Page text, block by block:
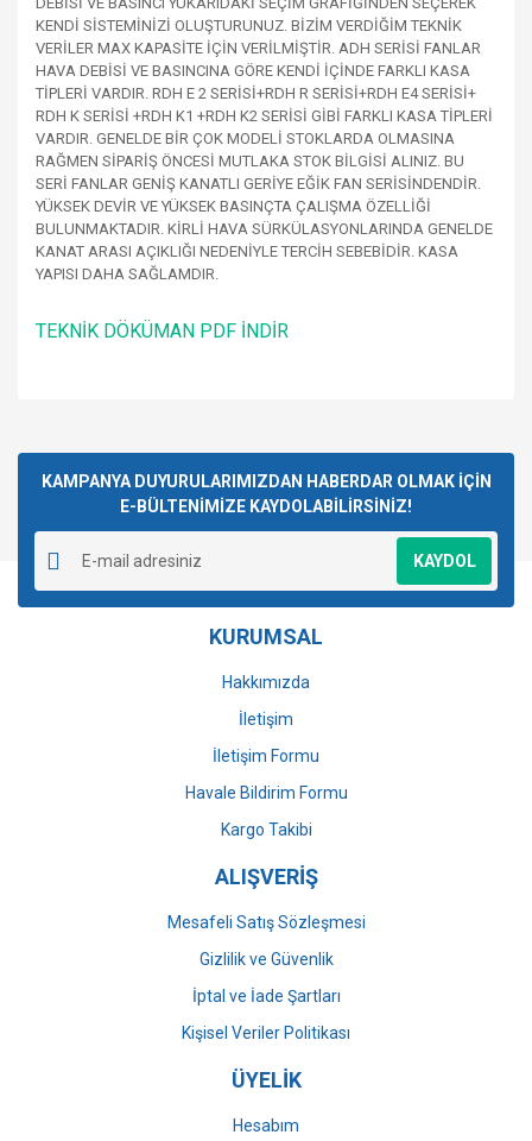
KENDİ SİSTEMİNİZİ OLUŞTURUNUZ. BİZİM VERDİĞİM TEKNİK
VERİLER MAX KAPASİTE İÇİN VERİLMİŞTİR. ADH SERİSİ FANLAR
HAVA DEBİSİ VE BASINCINA GÖRE KENDİ İÇİNDE FARKLI KASA
TİPLERİ VARDIR. RDH E 2 SERİSİ+RDH R SERİSİ+RDH E4 SERİSİ+
RDH K SERİSİ +RDH K1 +RDH K2 SERİSİ GİBİ FARKLI KASA TİPLERİ
VARDIR. GENELDE BİR ÇOK MODELİ STOKLARDA OLMASINA
RAĞMEN SİPARİŞ ÖNCESİ MUTLAKA STOK BİLGİSİ ALINIZ. BU
SERİ FANLAR GENİŞ KANATLI GERİYE EĞİK FAN SERİSİNDENDİR.
YÜKSEK DEVİR VE YÜKSEK BASINÇTA ÇALIŞMA ÖZELLİĞİ
BULUNMAKTADIR. KİRLİ HAVA SÜRKÜLASYONLARINDA GENELDE
KANAT ARASI AÇIKLIĞI NEDENİYLE TERCİH SEBEBİDİR. KASA
YAPISI DAHA SAĞLAMDIR.
TEKNİK DÖKÜMAN PDF İNDİR
Yorum Yaz
kullanarak tarafımıza iletebilirsiniz.
Görüş ve önerileriniz için teşekkür ederiz.
Ürün resmi kalitesiz, bozuk veya görüntülenemiyor.
Ürün açıklamasında eksik bilgiler bulunuyor.
Ürün bilgilerinde hatalar bulunuyor.
Ürün fiyatı diğer sitelerden daha pahalı.
Gönder
KAMPANYA DUYURULARIMIZDAN HABERDAR OLMAK İÇİN
E-BÜLTENİMİZE KAYDOLABİLİRSİNİZ!
KAYDOL
KURUMSAL
Hakkımızda
İletişim
İletişim Formu
Havale Bildirim Formu
Kargo Takibi
ALIŞVERİŞ
Mesafeli Satış Sözleşmesi
Gizlilik ve Güvenlik
İptal ve İade Şartları
Kişisel Veriler Politikası
ÜYELİK
Hesabım